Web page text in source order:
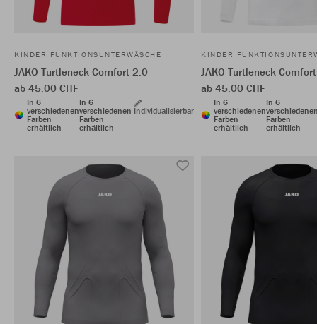
KINDER FUNKTIONSUNTERWÄSCHE
JAKO Turtleneck Comfort 2.0
ab 45,00 CHF
In 6
verschiedenen
Farben
erhältlich
In 6
verschiedenen
Farben
erhältlich
Individualisierbar
KINDER
JAKO Turtleneck
ab 45,00 CHF
In 6
verschiedenen
Farben
erhältlich
In 6
Farben
erhältlich